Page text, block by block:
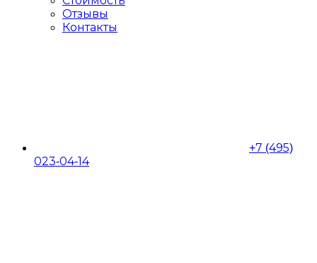
Отзывы
Контакты
+7 (495)
023-04-14